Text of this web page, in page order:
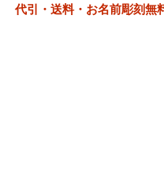
代引・送料・お名前彫刻無